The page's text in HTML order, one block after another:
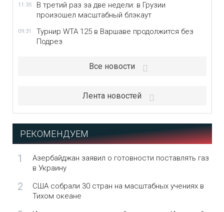
11:35
В третий раз за две недели: в Грузии
произошел масштабный блэкаут
09:31
Турнир WTA 125 в Варшаве продолжится без
Подрез
Все новости
Лента новостей
РЕКОМЕНДУЕМ
1
Азербайджан заявил о готовности поставлять газ
в Украину
2
США собрали 30 стран на масштабных учениях в
Тихом океане